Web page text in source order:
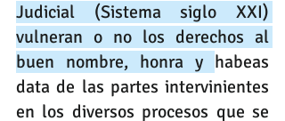
Judicial (Sistema siglo XXI)
vulneran o no los derechos al
buen nombre, honra y habeas
data de las partes intervinientes
en los diversos procesos que se